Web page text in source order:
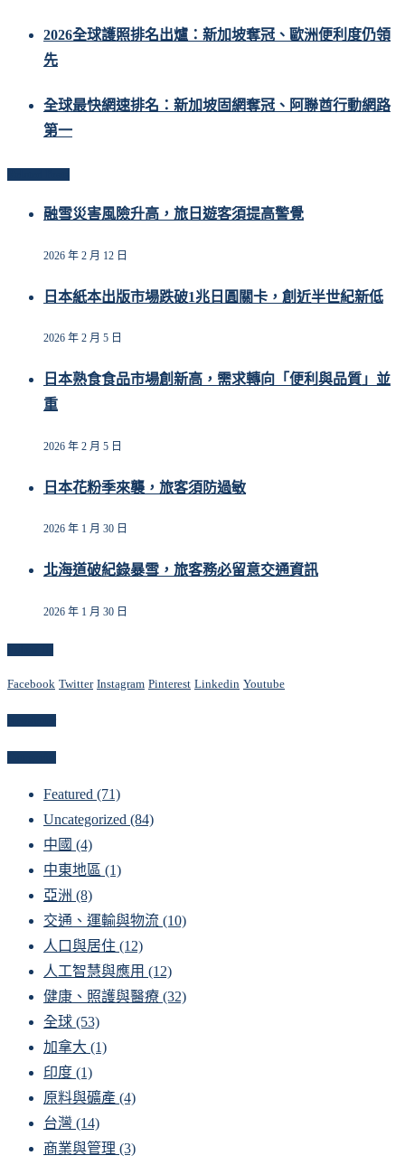
2026全球護照排名出爐：新加坡奪冠、歐洲便利度仍領
先
全球最快網速排名：新加坡固網奪冠、阿聯酋行動網路
第一
融雪災害風險升高，旅日遊客須提高警覺
2026 年 2 月 12 日
日本紙本出版市場跌破1兆日圓關卡，創近半世紀新低
2026 年 2 月 5 日
日本熟食食品市場創新高，需求轉向「便利與品質」並
重
2026 年 2 月 5 日
日本花粉季來襲，旅客須防過敏
2026 年 1 月 30 日
北海道破紀錄暴雪，旅客務必留意交通資訊
2026 年 1 月 30 日
Facebook Twitter Instagram Pinterest Linkedin Youtube
Featured (71)
Uncategorized (84)
中國 (4)
中東地區 (1)
亞洲 (8)
交通、運輸與物流 (10)
人口與居住 (12)
人工智慧與應用 (12)
健康、照護與醫療 (32)
全球 (53)
加拿大 (1)
印度 (1)
原料與礦產 (4)
台灣 (14)
商業與管理 (3)